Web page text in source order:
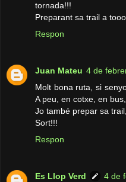
tornada!!!
Preparant sa trail a
Respon
Juan Mateu 4 de
Molt bona ruta, si
A peu, en cotxe, en
Jo també prepar sa
Sort!!!
Respon
Es Llop Verd
4 de